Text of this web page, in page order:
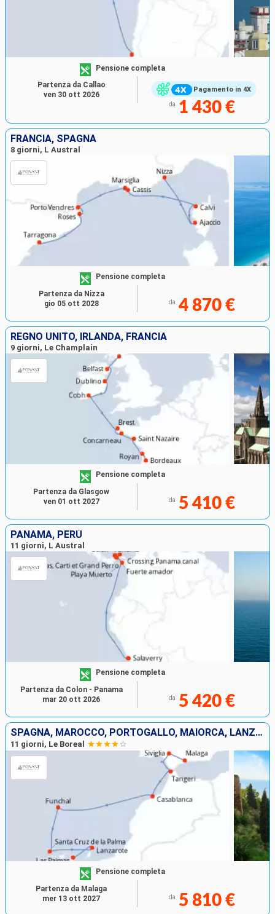
Pagamento in 4X
Pensione completa
da 1 430 €
Partenza da Callao
ven 30 ott 2026
FRANCIA, SPAGNA
8 giorni, L Austral
Pensione completa
da 4 870 €
Partenza da Nizza
gio 05 ott 2028
REGNO UNITO, IRLANDA, FRANCIA
9 giorni, Le Champlain
Pensione completa
da 5 410 €
Partenza da Glasgow
ven 01 ott 2027
PANAMA, PERÙ
11 giorni, L Austral
Pensione completa
da 5 420 €
Partenza da Colon - Panama
mar 20 ott 2026
SPAGNA, MAROCCO, PORTOGALLO, MAIORCA, LANZAROTE
11 giorni, Le Boreal
Pensione completa
da 5 810 €
Partenza da Malaga
mer 13 ott 2027